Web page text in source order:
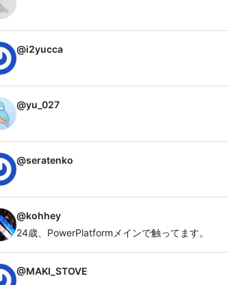
@i2yucca
@yu_027
@seratenko
@kohhey
24歳、PowerPlatformメインで触ってます。
@MAKI_STOVE